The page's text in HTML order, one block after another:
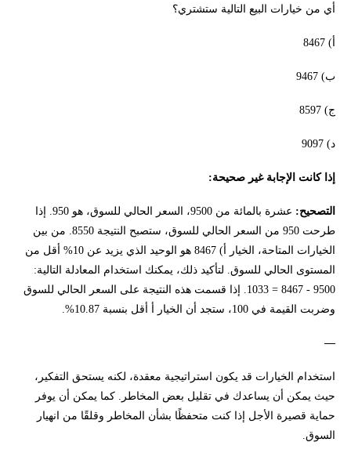
أي من خيارات البيع التالية ستشتري؟
أ) 8467
ب) 9467
ج) 8597
د) 9097
إذا كانت الإجابة غير صحيحة:
التصحيح:
عشرة بالمائة من 9500، السعر الحالي للسوق، هو 950. إذا
طرحت 950 من السعر الحالي للسوق، ستصبح النتيجة 8550. من بين
الخيارات المتاحة، الخيار أ) 8467 هو الوحيد الذي يزيد عن 10% أقل من
المستوى الحالي للسوق. لتأكيد ذلك، يمكنك استخدام المعادلة التالية:
9500 - 8467 = 1033. إذا قسمت هذه النتيجة على السعر الحالي للسوق
وضربت القيمة في 100، ستجد أن الخيار أ أقل بنسبة 10.87%.
—
استخدام الخيارات قد يكون استراتيجية معقدة، لكنه يستحق التفكير،
حيث يمكن أن يساعدك في تقليل بعض المخاطر. كما يمكن أن يوفر
حماية قصيرة الأجل إذا كنت متحفظًا بشأن المخاطر وقلقًا من انهيار
السوق.